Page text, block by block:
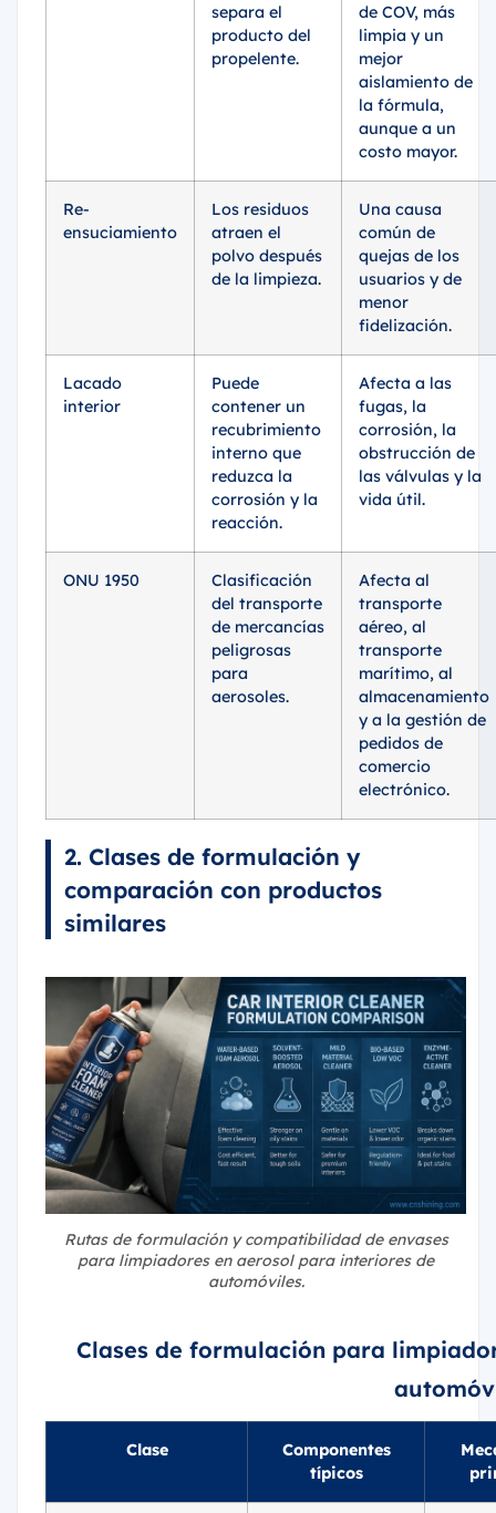
separa el
producto del
propelente.
de COV, más
limpia y un
mejor
aislamiento de
la fórmula,
aunque a un
costo mayor.
Re-
ensuciamiento
Los residuos
atraen el
polvo después
de la limpieza.
Una causa
común de
quejas de los
usuarios y de
menor
fidelización.
Lacado
interior
Puede
contener un
recubrimiento
interno que
reduzca la
corrosión y la
reacción.
Afecta a las
fugas, la
corrosión, la
obstrucción de
las válvulas y la
vida útil.
ONU 1950
Clasificación
del transporte
de mercancías
peligrosas
para
aerosoles.
Afecta al
transporte
aéreo, al
transporte
marítimo, al
almacenamiento
y a la gestión de
pedidos de
comercio
electrónico.
2. Clases de formulación y
comparación con productos
similares
Rutas de formulación y compatibilidad de envases
para limpiadores en aerosol para interiores de
automóviles.
Clases de formulación para
Clase
Componentes
típicos